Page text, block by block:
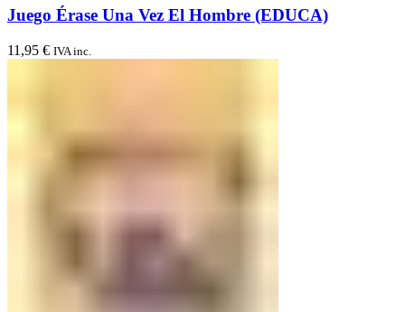
Juego Érase Una Vez El Hombre (EDUCA)
11,95 € IVA inc.